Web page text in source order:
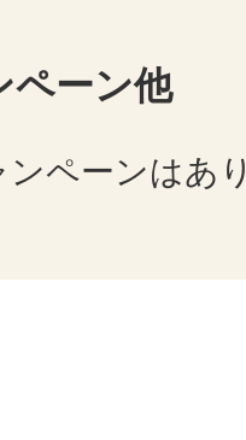
ペーン他
ンペーンはあ